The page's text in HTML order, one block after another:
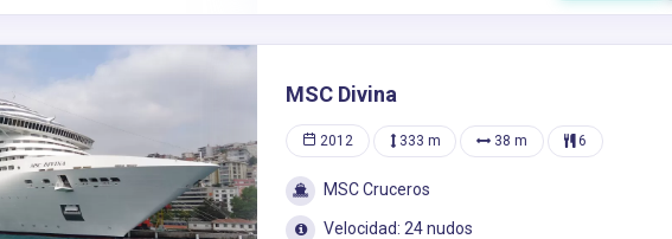
MSC Divina
2012 333 m 38 m 6
MSC Cruceros
Velocidad: 24 nudos